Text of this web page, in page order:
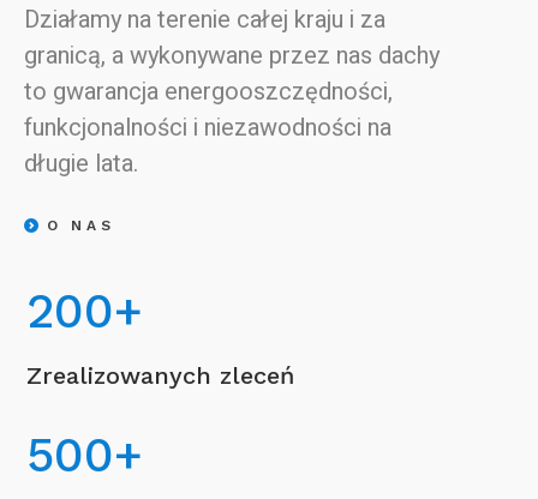
Działamy na terenie całej kraju i za
granicą, a wykonywane przez nas dachy
to gwarancja energooszczędności,
funkcjonalności i niezawodności na
długie lata.
O NAS
200+
Zrealizowanych zleceń
500+